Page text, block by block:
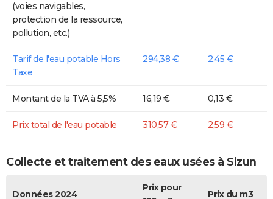
(voies navigables,
protection de la ressource,
pollution, etc.)
Tarif de l'eau potable Hors
Taxe
294,38 € 2,45 €
Montant de la TVA à 5,5% 16,19 € 0,13 €
Prix total de l'eau potable 310,57 € 2,59 €
Collecte et traitement des eaux usées à Sizun
Données 2024
Prix pour
Prix du m3